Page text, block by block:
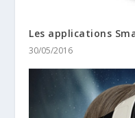
Les applications
30/05/2016